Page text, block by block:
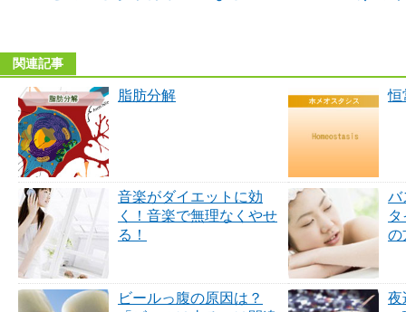
関連記事
脂肪分解 恒
音楽がダイエットに効
く！音楽で無理なくやせ
る！
バ
の
ビールっ腹の原因は？
夜